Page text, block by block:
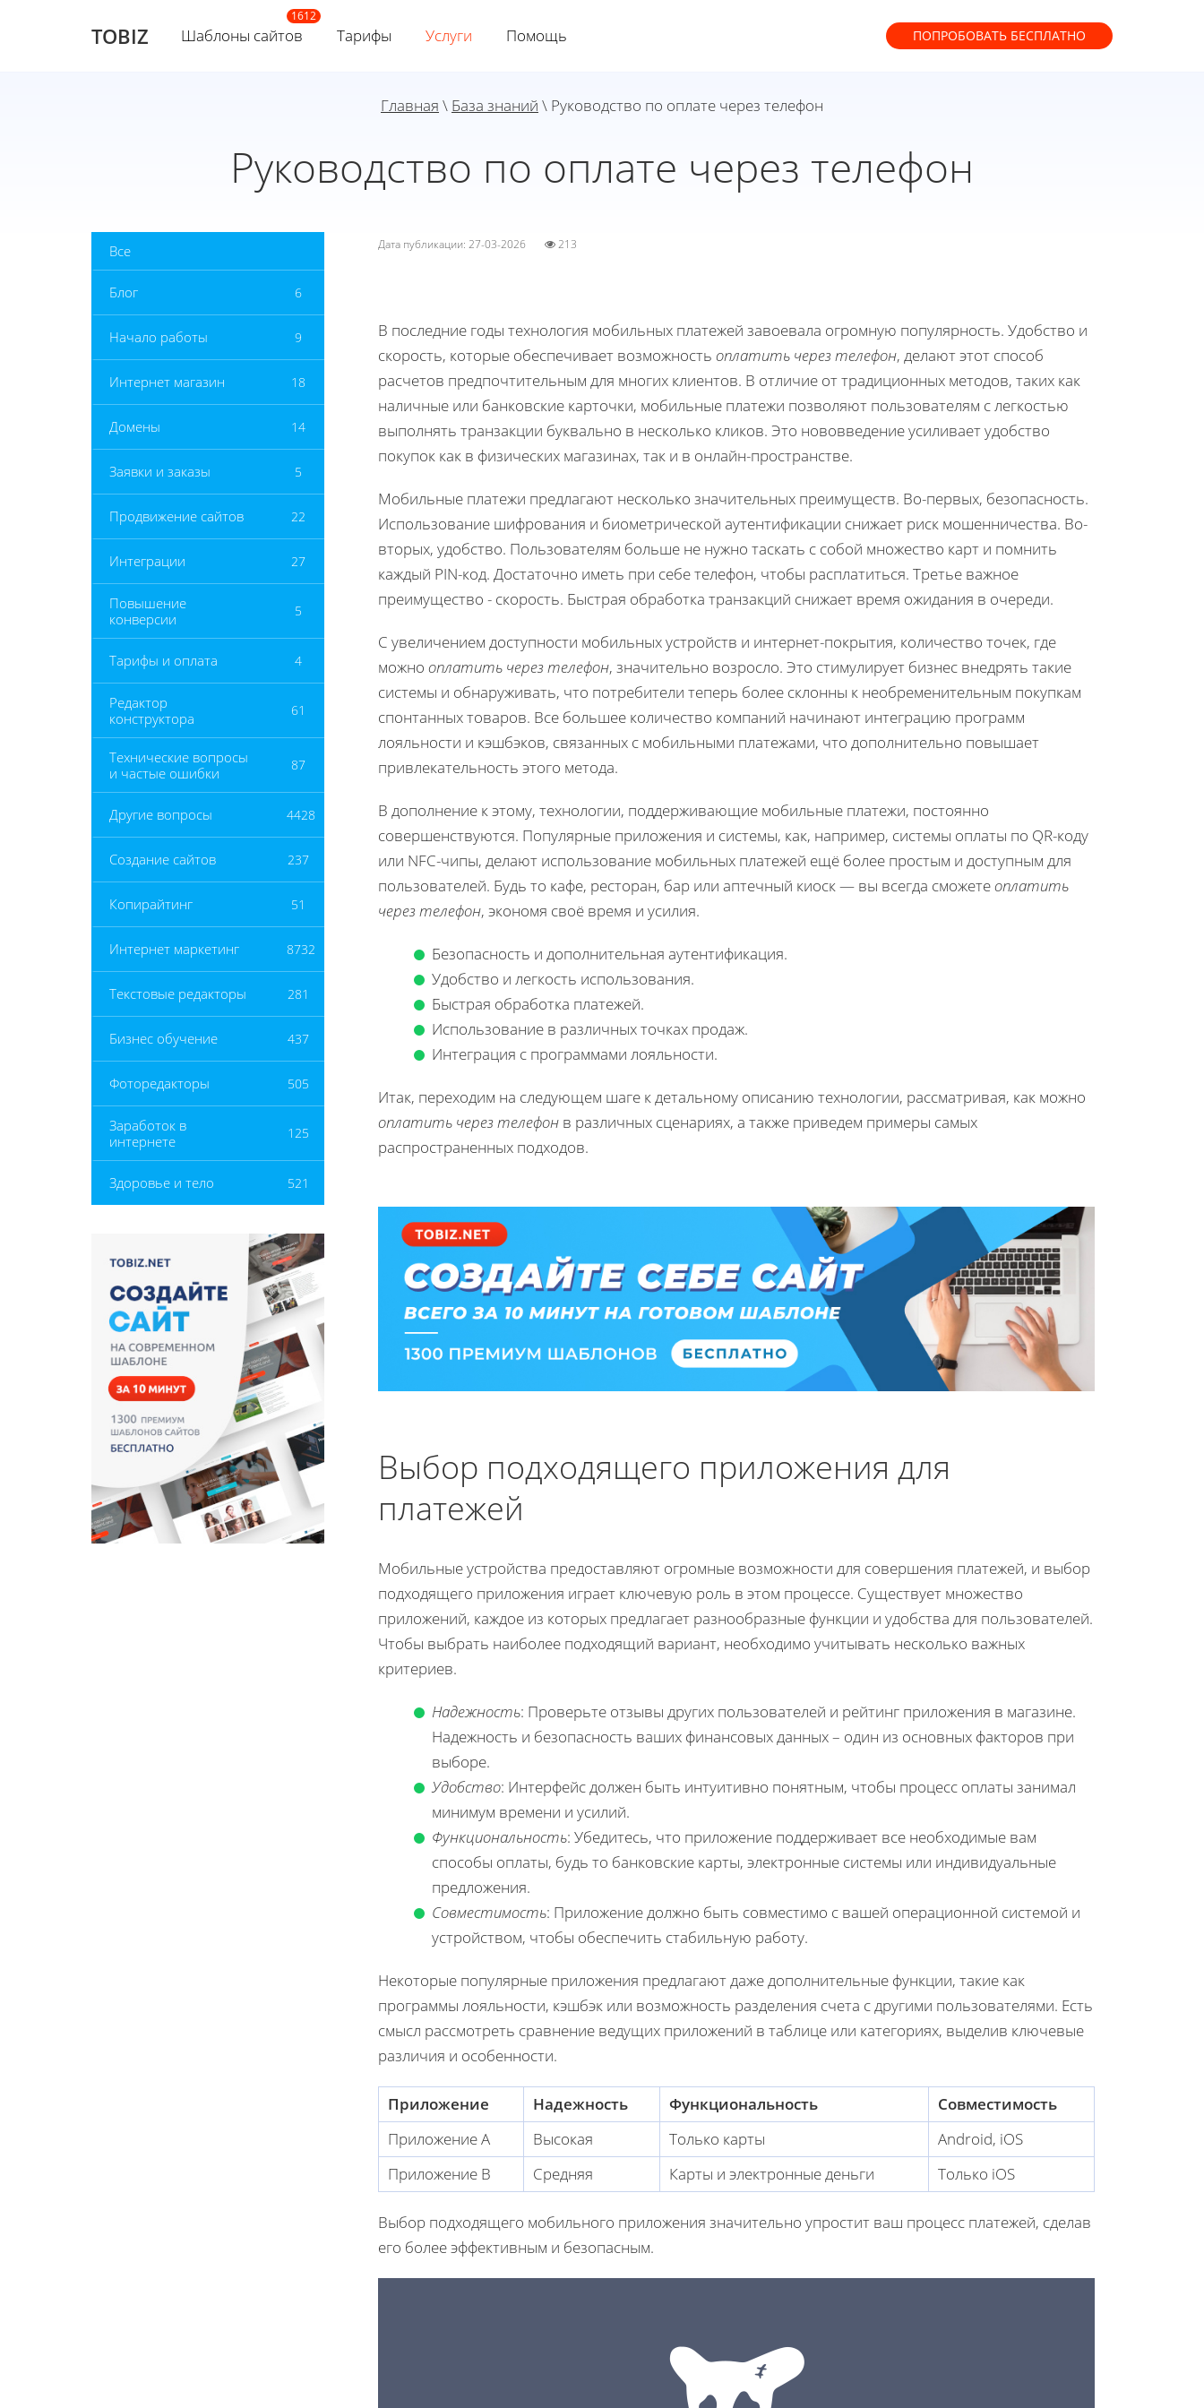
TOBIZ Шаблоны сайтов Тарифы Услуги Помощь ПОПРОБОВАТЬ БЕСПЛАТНО
Главная \ База знаний \ Руководство по оплате через телефон
Руководство по оплате через телефон
Все
Блог 6
Начало работы 9
Интернет магазин 18
Домены 14
Заявки и заказы 5
Продвижение сайтов 22
Интеграции 27
Повышение
конверсии
5
Тарифы и оплата 4
Редактор
конструктора
61
Технические вопросы
и частые ошибки
87
Другие вопросы 4428
Создание сайтов 237
Копирайтинг 51
Интернет маркетинг 8732
Текстовые редакторы 281
Бизнес обучение 437
Фоторедакторы 505
Заработок в
интернете
125
Здоровье и тело 521
Дата публикации: 27-03-2026 213
В последние годы технология мобильных платежей завоевала огромную популярность. Удобство и
скорость, которые обеспечивает возможность оплатить через телефон, делают этот способ
расчетов предпочтительным для многих клиентов. В отличие от традиционных методов, таких как
наличные или банковские карточки, мобильные платежи позволяют пользователям с легкостью
выполнять транзакции буквально в несколько кликов. Это нововведение усиливает удобство
покупок как в физических магазинах, так и в онлайн-пространстве.
Мобильные платежи предлагают несколько значительных преимуществ. Во-первых, безопасность.
Использование шифрования и биометрической аутентификации снижает риск мошенничества. Во-
вторых, удобство. Пользователям больше не нужно таскать с собой множество карт и помнить
каждый PIN-код. Достаточно иметь при себе телефон, чтобы расплатиться. Третье важное
преимущество - скорость. Быстрая обработка транзакций снижает время ожидания в очереди.
С увеличением доступности мобильных устройств и интернет-покрытия, количество точек, где
можно оплатить через телефон, значительно возросло. Это стимулирует бизнес внедрять такие
системы и обнаруживать, что потребители теперь более склонны к необременительным покупкам
спонтанных товаров. Все большее количество компаний начинают интеграцию программ
лояльности и кэшбэков, связанных с мобильными платежами, что дополнительно повышает
привлекательность этого метода.
В дополнение к этому, технологии, поддерживающие мобильные платежи, постоянно
совершенствуются. Популярные приложения и системы, как, например, системы оплаты по QR-коду
или NFC-чипы, делают использование мобильных платежей ещё более простым и доступным для
пользователей. Будь то кафе, ресторан, бар или аптечный киоск — вы всегда сможетеоплатить
через телефон, экономя своё время и усилия.
Безопасность и дополнительная аутентификация.
Удобство и легкость использования.
Быстрая обработка платежей.
Использование в различных точках продаж.
Интеграция с программами лояльности.
Итак, переходим на следующем шаге к детальному описанию технологии, рассматривая, как можно
оплатить через телефон в различных сценариях, а также приведем примеры самых
распространенных подходов.
Выбор подходящего приложения для
платежей
Мобильные устройства предоставляют огромные возможности для совершения платежей, и выбор
подходящего приложения играет ключевую роль в этом процессе. Существует множество
приложений, каждое из которых предлагает разнообразные функции и удобства для пользователей.
Чтобы выбрать наиболее подходящий вариант, необходимо учитывать несколько важных
критериев.
Надежность: Проверьте отзывы других пользователей и рейтинг приложения в магазине.
Надежность и безопасность ваших финансовых данных – один из основных факторов при
выборе.
Удобство: Интерфейс должен быть интуитивно понятным, чтобы процесс оплаты занимал
минимум времени и усилий.
Функциональность: Убедитесь, что приложение поддерживает все необходимые вам
способы оплаты, будь то банковские карты, электронные системы или индивидуальные
предложения.
Совместимость: Приложение должно быть совместимо с вашей операционной системой и
устройством, чтобы обеспечить стабильную работу.
Некоторые популярные приложения предлагают даже дополнительные функции, такие как
программы лояльности, кэшбэк или возможность разделения счета с другими пользователями. Есть
смысл рассмотреть сравнение ведущих приложений в таблице или категориях, выделив ключевые
различия и особенности.
Приложение Надежность Функциональность
Совместимость
Приложение A
Высокая Только карты
Android, iOS
Приложение B
Средняя Карты и электронные деньги Только iOS
Выбор подходящего мобильного приложения значительно упростит ваш процесс платежей, сделав
его более эффективным и безопасным.